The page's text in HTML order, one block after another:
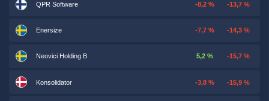
QPR Software -8,2 % -13,7 %
Enersize -7,7 % -14,3 %
Neovici Holding B 5,2 % -15,7 %
Konsolidator -3,8 % -15,9 %